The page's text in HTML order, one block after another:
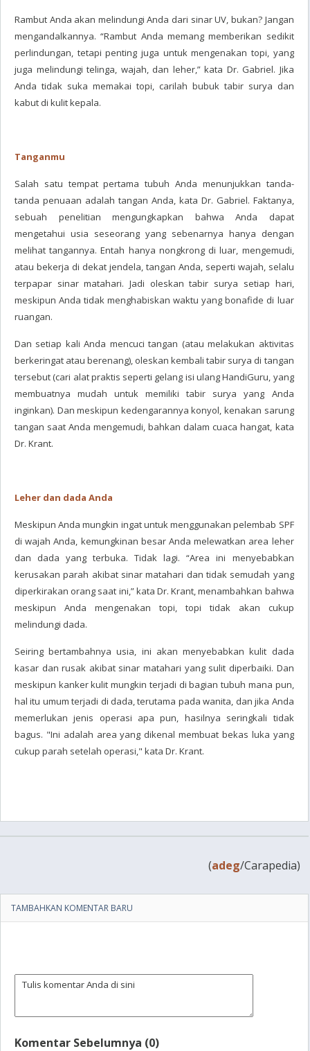
Rambut Anda akan melindungi Anda dari sinar UV, bukan? Jangan
mengandalkannya. “Rambut Anda memang memberikan sedikit
perlindungan, tetapi penting juga untuk mengenakan topi, yang
juga melindungi telinga, wajah, dan leher,” kata Dr. Gabriel. Jika
Anda tidak suka memakai topi, carilah bubuk tabir surya dan
kabut di kulit kepala.
Tanganmu
Salah satu tempat pertama tubuh Anda menunjukkan tanda-
tanda penuaan adalah tangan Anda, kata Dr. Gabriel. Faktanya,
sebuah penelitian mengungkapkan bahwa Anda dapat
mengetahui usia seseorang yang sebenarnya hanya dengan
melihat tangannya. Entah hanya nongkrong di luar, mengemudi,
atau bekerja di dekat jendela, tangan Anda, seperti wajah, selalu
terpapar sinar matahari. Jadi oleskan tabir surya setiap hari,
meskipun Anda tidak menghabiskan waktu yang bonafide di luar
ruangan.
Dan setiap kali Anda mencuci tangan (atau melakukan aktivitas
berkeringat atau berenang), oleskan kembali tabir surya di tangan
tersebut (cari alat praktis seperti gelang isi ulang HandiGuru, yang
membuatnya mudah untuk memiliki tabir surya yang Anda
inginkan). Dan meskipun kedengarannya konyol, kenakan sarung
tangan saat Anda mengemudi, bahkan dalam cuaca hangat, kata
Dr. Krant.
Leher dan dada Anda
Meskipun Anda mungkin ingat untuk menggunakan pelembab SPF
di wajah Anda, kemungkinan besar Anda melewatkan area leher
dan dada yang terbuka. Tidak lagi. “Area ini menyebabkan
kerusakan parah akibat sinar matahari dan tidak semudah yang
diperkirakan orang saat ini,” kata Dr. Krant, menambahkan bahwa
meskipun Anda mengenakan topi, topi tidak akan cukup
melindungi dada.
Seiring bertambahnya usia, ini akan menyebabkan kulit dada
kasar dan rusak akibat sinar matahari yang sulit diperbaiki. Dan
meskipun kanker kulit mungkin terjadi di bagian tubuh mana pun,
hal itu umum terjadi di dada, terutama pada wanita, dan jika Anda
memerlukan jenis operasi apa pun, hasilnya seringkali tidak
bagus. "Ini adalah area yang dikenal membuat bekas luka yang
cukup parah setelah operasi," kata Dr. Krant.
(adeg/Carapedia)
TAMBAHKAN KOMENTAR BARU
Komentar Sebelumnya (0)